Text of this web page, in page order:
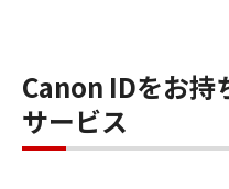
Canon IDをお持
サービス